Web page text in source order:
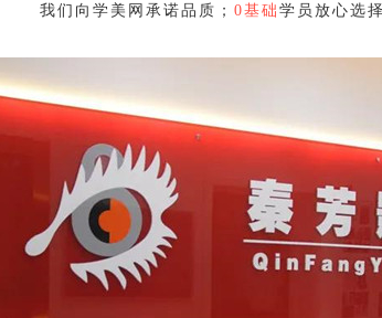
我们向学美网承诺品质； 0基础 学员放心选择